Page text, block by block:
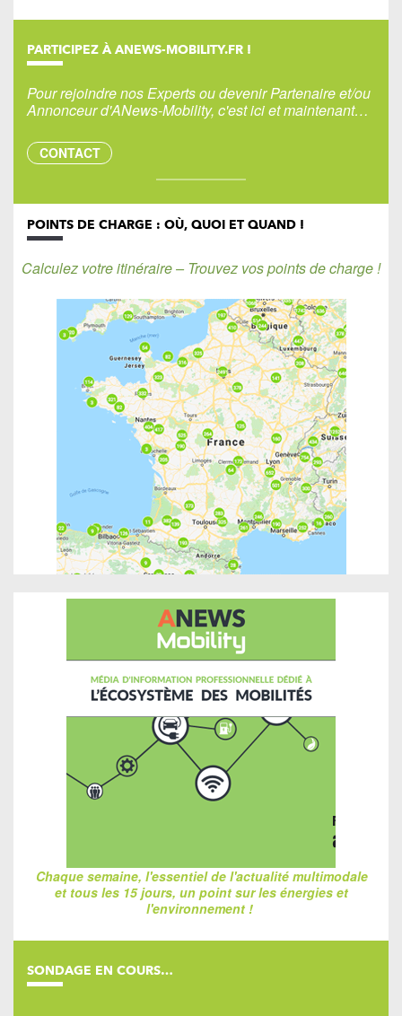
PARTICIPEZ À ANEWS-MOBILITY.FR !
Pour rejoindre nos Experts ou devenir Partenaire et/ou
Annonceur d'ANews-Mobility, c'est ici et maintenant…
CONTACT
POINTS DE CHARGE : OÙ, QUOI ET QUAND !
Calculez votre itinéraire – Trouvez vos points de charge !
Chaque semaine, l'essentiel de l'actualité multimodale
et tous les 15 jours, un point sur les énergies et
l'environnement !
SONDAGE EN COURS…